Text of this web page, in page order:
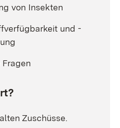
von Insekten
und -
Zuschüsse.